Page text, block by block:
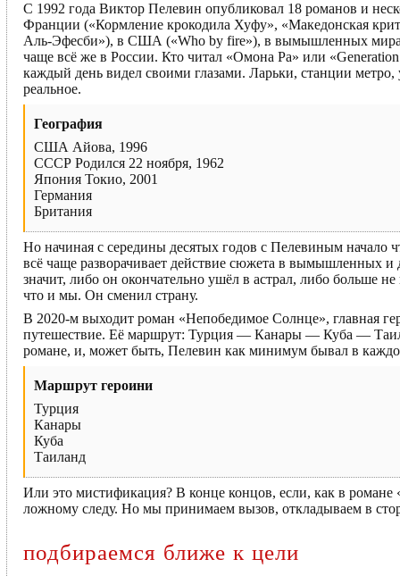
С 1992 года Виктор Пелевин опубликовал 18 романов и
Франции («Кормление крокодила Хуфу», «Македонская
Аль-Эфесби»), в США («Who by fire»), в вымышленных
чаще всё же в России. Кто читал «Омона Ра» или
каждый день видел своими глазами. Ларьки, станции
реальное.
География
США Айова, 1996
СССР Родился 22 ноября, 1962
Япония Токио, 2001
Германия
Британия
Но начиная с середины десятых годов с Пелевиным начало
всё чаще разворачивает действие сюжета в вымышленных
значит, либо он окончательно ушёл в астрал, либо больше
что и мы. Он сменил страну.
В 2020-м выходит роман «Непобедимое Солнце», главная
путешествие. Её маршрут: Турция — Канары — Куба —
романе, и, может быть, Пелевин как минимум бывал в
Маршрут героини
Турция
Канары
Куба
Таиланд
Или это мистификация? В конце концов, если, как в романе
ложному следу. Но мы принимаем вызов, откладываем в
подбираемся ближе к цели